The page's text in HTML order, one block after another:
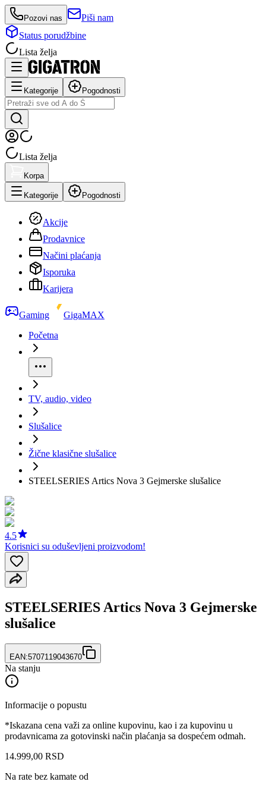
Pozovi nas
Piši nam
Status porudžbine
Lista želja
Kategorije Pogodnosti
Lista želja
Korpa
Kategorije Pogodnosti
Akcije
Prodavnice
Načini plaćanja
Isporuka
Karijera
Gaming
GigaMAX
Početna
TV, audio, video
Slušalice
Žične klasične slušalice
STEELSERIES Artics Nova 3 Gejmerske slušalice
4.5
Korisnici su oduševljeni proizvodom!
STEELSERIES Artics Nova 3 Gejmerske
slušalice
EAN:5707119043670
Na stanju
Informacije o popustu
*Iskazana cena važi za online kupovinu, kao i za kupovinu u
prodavnicama za gotovinski način plaćanja sa dospećem odmah.
14.999,00 RSD
Na rate bez kamate od